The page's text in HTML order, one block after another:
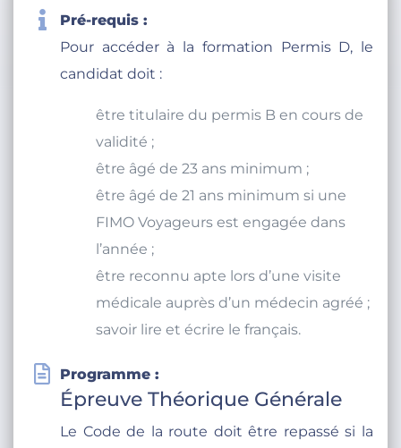
Pré-requis :
Pour accéder à la formation Permis D, le
candidat doit :
être titulaire du permis B en cours de
validité ;
être âgé de 23 ans minimum ;
être âgé de 21 ans minimum si une
FIMO Voyageurs est engagée dans
l’année ;
être reconnu apte lors d’une visite
médicale auprès d’un médecin agréé ;
savoir lire et écrire le français.
Programme :
Épreuve Théorique Générale
Le Code de la route doit être repassé si la